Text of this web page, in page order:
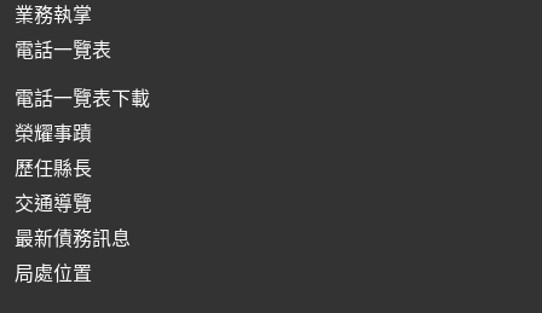
業務執掌
電話一覽表
電話一覽表下載
榮耀事蹟
歷任縣長
交通導覽
最新債務訊息
局處位置